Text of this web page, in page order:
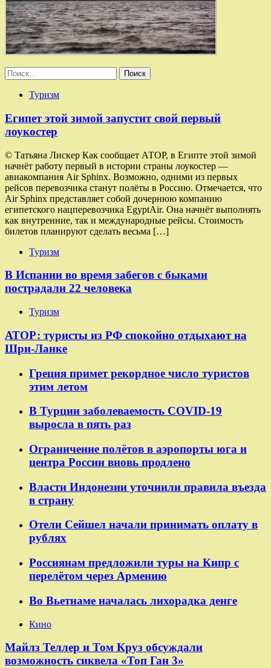
Найти:
Туризм
Египет этой зимой запустит свой первый
лоукостер
© Татьяна Лискер Как сообщает АТОР, в Египте этой зимой
начнёт работу первый в истории страны лоукостер —
авиакомпания Air Sphinx. Возможно, одними из первых
рейсов перевозчика станут полёты в Россию. Отмечается, что
Air Sphinx представляет собой дочернюю компанию
египетского нацперевозчика EgyptAir. Она начнёт выполнять
как внутренние, так и международные рейсы. Стоимость
билетов планируют сделать весьма […]
Туризм
В Испании во время забегов с быками
пострадали 22 человека
Туризм
АТОР: туристы из РФ спокойно отдыхают на
Шри-Ланке
Греция примет рекордное число туристов
этим летом
В Турции заболеваемость COVID-19
выросла в пять раз
Ограничение полётов в аэропорты юга и
центра России вновь продлено
Власти Индонезии уточнили правила въезда
в страну
Отели Сейшел начали принимать оплату в
рублях
Россиянам предложили туры на Кипр с
перелётом через Армению
Во Вьетнаме началась лихорадка денге
Кино
Майлз Теллер и Том Круз обсуждали
возможность сиквела «Топ Ган 3»